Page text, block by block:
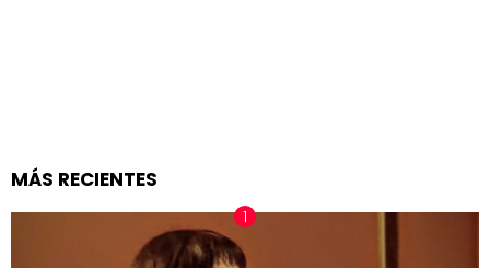
MÁS RECIENTES